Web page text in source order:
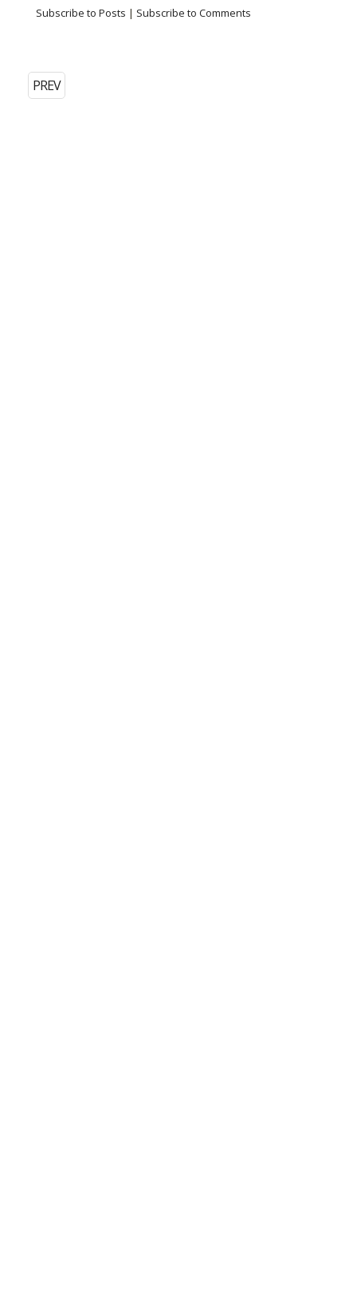
Subscribe to Posts | Subscribe to Comments
PREV